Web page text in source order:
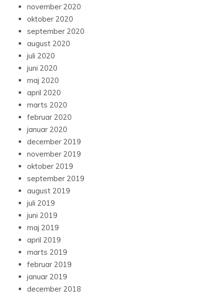
november 2020
oktober 2020
september 2020
august 2020
juli 2020
juni 2020
maj 2020
april 2020
marts 2020
februar 2020
januar 2020
december 2019
november 2019
oktober 2019
september 2019
august 2019
juli 2019
juni 2019
maj 2019
april 2019
marts 2019
februar 2019
januar 2019
december 2018